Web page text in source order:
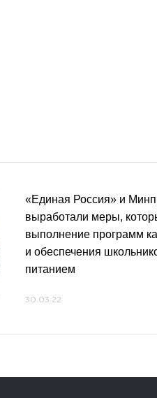
«Единая Россия» и
выработали меры,
выполнение программ
и обеспечения
питанием
30.03.22